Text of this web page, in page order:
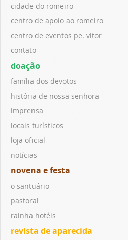
cidade do romeiro
centro de apoio ao romeiro
centro de eventos pe. vitor
contato
doação
família dos devotos
história de nossa senhora
imprensa
locais turísticos
loja oficial
notícias
novena e festa
o santuário
pastoral
rainha hotéis
revista de aparecida